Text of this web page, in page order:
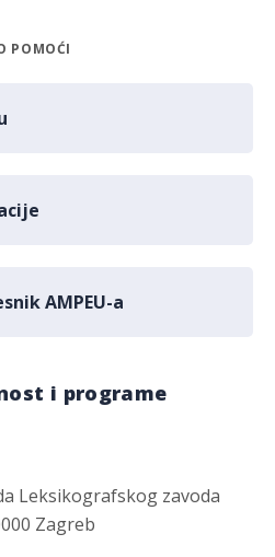
POMOĆI
AMPEU-a
i programe
Leksikografskog zavoda
Zagreb